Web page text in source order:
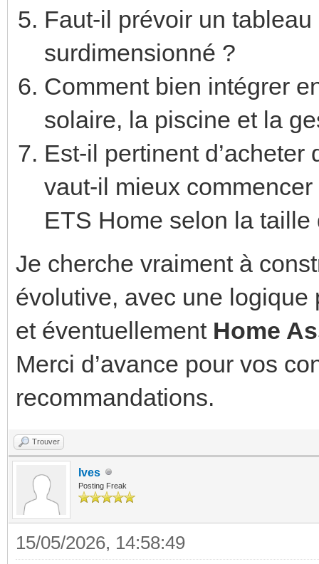
Faut-il prévoir un
surdimensionné ?
Comment bien intégrer
solaire, la piscine et la
Est-il pertinent
vaut-il mieux
ETS Home selon la taille
Je cherche vraiment à
évolutive, avec une
et éventuellement Home
Merci d’avance pour vos
recommandations.
Trouver
Ives
Posting Freak
15/05/2026, 14:58:49